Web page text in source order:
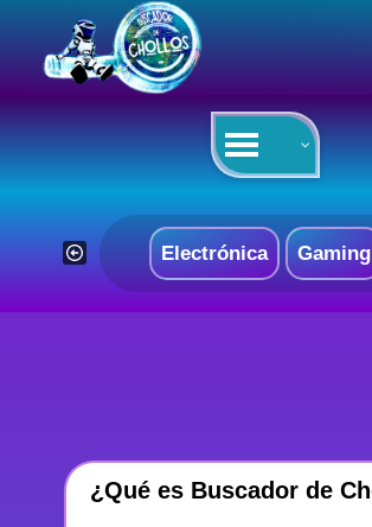
contenido
Electrónica Gaming
¿Qué es Buscador de